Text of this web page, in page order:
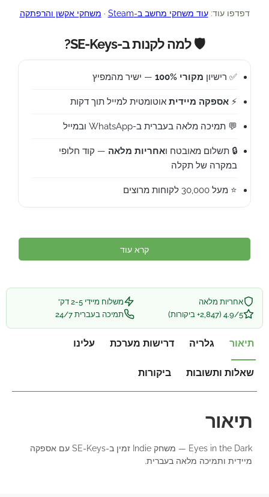
דפדפו עוד:עוד משחקי מחשב ב-Steam · משחקי אקשן והרפתקה
🛡️ למה לקנות ב-SE-Keys?
✅ רישיון מקורי 100% — ישיר מהמפיץ
⚡ אספקה מיידית אוטומטית למייל תוך דקות
💬 תמיכה מלאה בעברית ב-WhatsApp ובמייל
🔒 תשלום מאובטח ואחריות מלאה — קוד חלופי
במקרה של תקלה
⭐ מעל 30,000 לקוחות מרוצים
קרא עוד
אחריות מלאה
משלוח מיידי 2-5 דק'
4.9/5 (2,847+ ביקורות)
תמיכה בעברית 24/7
תיאור גלריה דרישות מערכת עלינו
שאלות ותשובות ביקורות
תיאור
Eyes in the Dark — משחק Indie זמין ב-SE-Keys עם אספקה
מיידית ותמיכה מלאה בעברית.